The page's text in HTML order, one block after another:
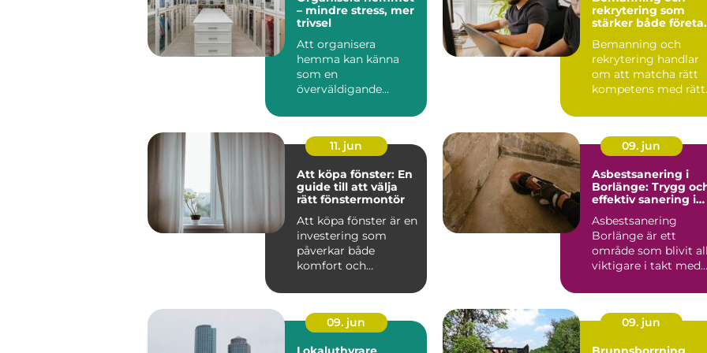
– mindre stress, mer
trivsel
Att organisera
hemma kan känna
som en
överväldigande
Me...
rekrytering som
stärker både
Bemanning och
rekrytering handlar
om att matcha rätt
kompetens med rätt
11. jun
Att köpa fönster: En
guide till att välja
rätt fönstermontör
Att köpa fönster är en
investering som
påverkar både
komfort och
09. jun
Asbestsanering i
Borlänge: Trygg
effektiv sanering i
Asbestsanering
Borlänge är ett
område som blivit
viktigare i takt med
09. jun
09. jun